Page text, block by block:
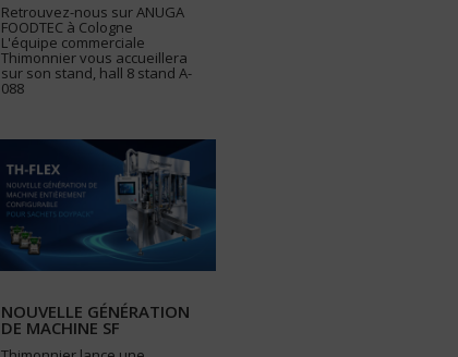
Retrouvez-nous sur ANUGA
FOODTEC à Cologne
L'équipe commerciale
Thimonnier vous accueillera
sur son stand, hall 8 stand A-
088
NOUVELLE GÉNÉRATION
DE MACHINE SF